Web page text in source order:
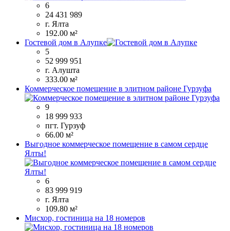
6
24 431 989
г. Ялта
192.00 м²
Гостевой дом в Алупке
5
52 999 951
г. Алушта
333.00 м²
Коммерческое помещение в элитном районе Гурзуфа
9
18 999 933
пгт. Гурзуф
66.00 м²
Выгодное коммерческое помещение в самом сердце
Ялты!
6
83 999 919
г. Ялта
109.80 м²
Мисхор, гостиница на 18 номеров